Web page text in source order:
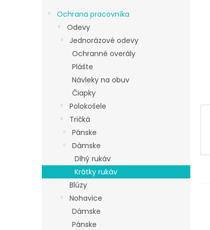
Ochrana pracovníka
Odevy
Jednorázové odevy
Ochranné overály
Plášte
Návleky na obuv
Čiapky
Polokošele
Tričká
Pánske
Dámske
Dlhý rukáv
Krátky rukáv
Blúzy
Nohavice
Dámske
Pánske